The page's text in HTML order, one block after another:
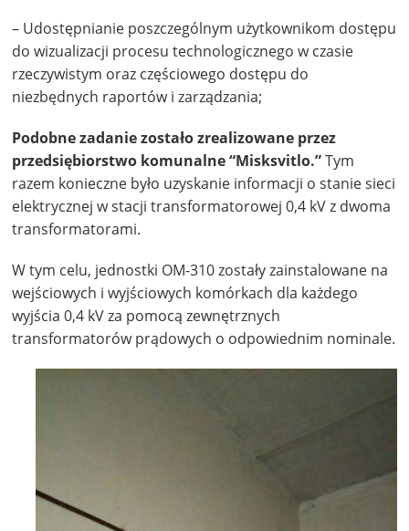
– Udostępnianie poszczególnym użytkownikom dostępu
do wizualizacji procesu technologicznego w czasie
rzeczywistym oraz częściowego dostępu do
niezbędnych raportów i zarządzania;
Podobne zadanie zostało zrealizowane przez
przedsiębiorstwo komunalne “Misksvitlo.”Tym
razem konieczne było uzyskanie informacji o stanie sieci
elektrycznej w stacji transformatorowej 0,4 kV z dwoma
transformatorami.
W tym celu, jednostki OM-310 zostały zainstalowane na
wejściowych i wyjściowych komórkach dla każdego
wyjścia 0,4 kV za pomocą zewnętrznych
transformatorów prądowych o odpowiednim nominale.